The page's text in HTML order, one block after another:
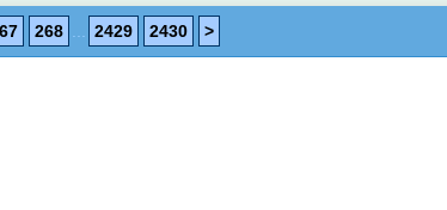
268 2429 2430 >